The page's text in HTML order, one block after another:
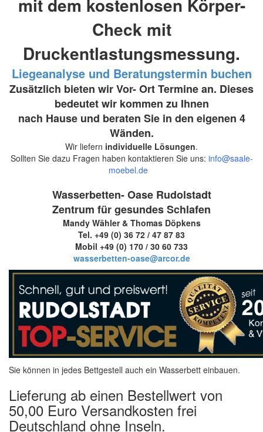
Check mit
Druckentlastungsmessung.
Liegeanalyse und Beratungstermin buchen
Zusätzlich bieten wir Vor- Ort Termine an. Dieses
bedeutet wir kommen zu Ihnen
nach Hause und beraten Sie in den eigenen 4
Wänden.
Wir liefern individuelle Lösungen.
Sollten Sie dazu Fragen haben kontaktieren Sie uns: info@saale-
moebel.de
Wasserbetten- Oase Rudolstadt
Zentrum für gesundes Schlafen
Mandy Wähler & Thomas Döpkens
Tel. +49 (0) 36 72 / 47 87 83
Mobil +49 (0) 170 / 30 60 733
wasserbetten-oase@arcor.de
Sie können in jedes Bettgestell auch ein Wasserbett einbauen.
Lieferung ab einen Bestellwert von
50,00 Euro Versandkosten frei
Deutschland ohne Inseln.